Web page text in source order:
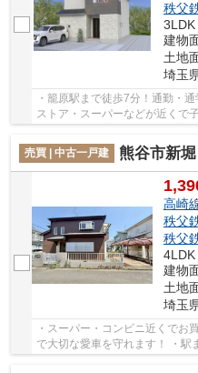
秩父
3LDK
建物
土地
埼玉
・籠原駅まで徒歩7分！通勤・
ストア・スーパーなどが近くで
売買 | 中古一戸建
熊谷市新
高崎
秩父
秩父
4LDK
建物
土地
埼玉
・スーパー・コンビニ近くでお
で大切な愛車を守れます！ ・駅